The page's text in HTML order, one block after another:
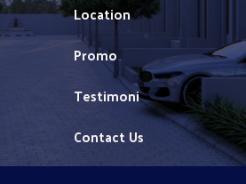
Location
Promo
Testimoni
Contact Us